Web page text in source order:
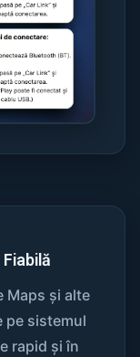
Maps și alte
pe sistemul
rapid și în